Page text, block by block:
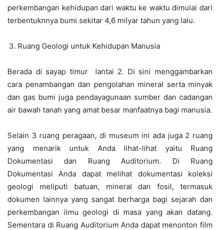
perkembangan kehidupan dari waktu ke waktu dimulai dari
terbentuknnya bumi sekitar 4,6 milyar tahun yang lalu.
Ruang Geologi untuk Kehidupan Manusia
Berada di sayap timur lantai 2. Di sini menggambarkan
cara penambangan dan pengolahan mineral serta minyak
dan gas bumi juga pendayagunaan sumber dan cadangan
air bawah tanah yang amat besar manfaatnya bagi manusia.
Selain 3 ruang peragaan, di museum ini ada juga 2 ruang
yang menarik untuk Anda lihat-lihat yaitu Ruang
Dokumentasi dan Ruang Auditorium. Di Ruang
Dokumentasi Anda dapat melihat dokumentasi koleksi
geologi meliputi batuan, mineral dan fosil, termasuk
dokumen lainnya yang sangat berharga bagi sejarah dan
perkembangan ilmu geologi di masa yang akan datang.
Sementara di Ruang Auditorium Anda dapat menonton film